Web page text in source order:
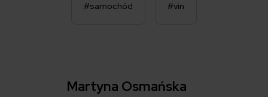
#samochód #vin
Martyna Osmańska